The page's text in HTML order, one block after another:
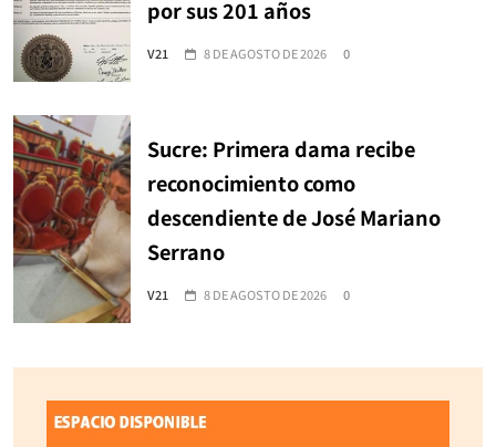
por sus 201 años
V21 8 DE AGOSTO DE 2026 0
Sucre: Primera dama recibe
reconocimiento como
descendiente de José Mariano
Serrano
V21 8 DE AGOSTO DE 2026 0